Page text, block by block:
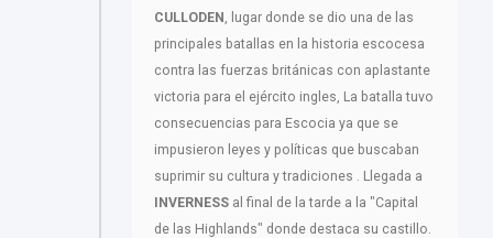
CULLODEN , lugar donde se dio una de las
principales batallas en la historia escocesa
contra las fuerzas británicas con aplastante
victoria para el ejército ingles, La batalla tuvo
consecuencias para Escocia ya que se
impusieron leyes y políticas que buscaban
suprimir su cultura y tradiciones . Llegada a
INVERNESS al final de la tarde a la "Capital
de las Highlands" donde destaca su castillo.